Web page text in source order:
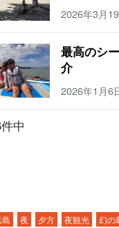
2026年3月
最高のシ
介
2026年1月6
中
夜 夕方 夜観光 幻の